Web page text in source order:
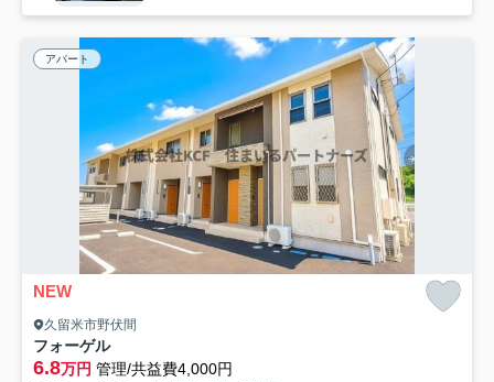
アパート
NEW
久留米市野伏間
フォーゲル
6.8万円 管理/共益費4,000円